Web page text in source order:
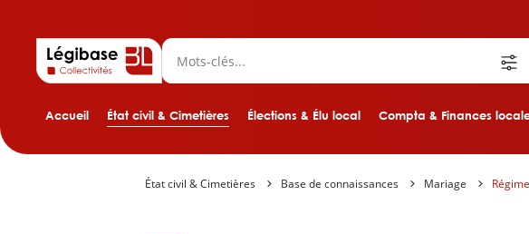
Accueil État civil & Cimetières Élections & Élu local Compta & Finances
État civil & Cimetières Base de connaissances Mariage